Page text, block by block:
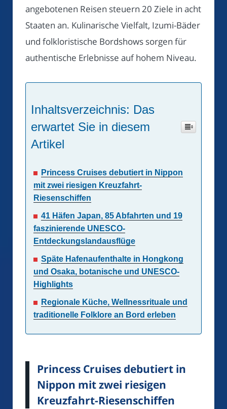
angebotenen Reisen steuern 20 Ziele in acht
Staaten an. Kulinarische Vielfalt, Izumi-Bäder
und folkloristische Bordshows sorgen für
authentische Erlebnisse auf hohem Niveau.
Inhaltsverzeichnis: Das
erwartet Sie in diesem
Artikel
Princess Cruises debutiert in Nippon
mit zwei riesigen Kreuzfahrt-
Riesenschiffen
41 Häfen Japan, 85 Abfahrten und 19
faszinierende UNESCO-
Entdeckungslandausflüge
Späte Hafenaufenthalte in Hongkong
und Osaka, botanische und UNESCO-
Highlights
Regionale Küche, Wellnessrituale und
traditionelle Folklore an Bord erleben
Princess Cruises debutiert in
Nippon mit zwei riesigen
Kreuzfahrt-Riesenschiffen